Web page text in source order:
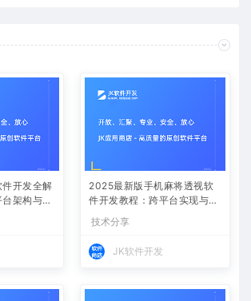
开发全解
架构与控
2025最新版手机麻将透视软
件开发教程：跨平台实现与安
全防封方案
技术分享
JK软件开发